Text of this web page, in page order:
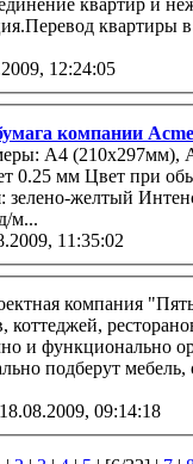
квартир и
квартиры
12:24:05
компании
0.25 мм Цвет при
свечения составляет: - первые
м...
11:35:02
компания "Пять
коттеджей,
и функционально
подберут мебель,
09:14:18